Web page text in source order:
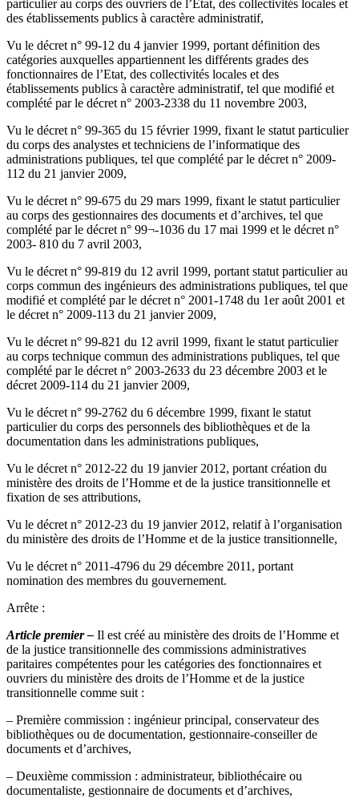
particulier au corps des ouvriers de l’Etat, des collectivités locales et
des établissements publics à caractère administratif,
Vu le décret n° 99-12 du 4 janvier 1999, portant définition des
catégories auxquelles appartiennent les différents grades des
fonctionnaires de l’Etat, des collectivités locales et des
établissements publics à caractère administratif, tel que modifié et
complété par le décret n° 2003-2338 du 11 novembre 2003,
Vu le décret n° 99-365 du 15 février 1999, fixant le statut particulier
du corps des analystes et techniciens de l’informatique des
administrations publiques, tel que complété par le décret n° 2009-
112 du 21 janvier 2009,
Vu le décret n° 99-675 du 29 mars 1999, fixant le statut particulier
au corps des gestionnaires des documents et d’archives, tel que
complété par le décret n° 99¬-1036 du 17 mai 1999 et le décret n°
2003- 810 du 7 avril 2003,
Vu le décret n° 99-819 du 12 avril 1999, portant statut particulier au
corps commun des ingénieurs des administrations publiques, tel que
modifié et complété par le décret n° 2001-1748 du 1er août 2001 et
le décret n° 2009-113 du 21 janvier 2009,
Vu le décret n° 99-821 du 12 avril 1999, fixant le statut particulier
au corps technique commun des administrations publiques, tel que
complété par le décret n° 2003-2633 du 23 décembre 2003 et le
décret 2009-114 du 21 janvier 2009,
Vu le décret n° 99-2762 du 6 décembre 1999, fixant le statut
particulier du corps des personnels des bibliothèques et de la
documentation dans les administrations publiques,
Vu le décret n° 2012-22 du 19 janvier 2012, portant création du
ministère des droits de l’Homme et de la justice transitionnelle et
fixation de ses attributions,
Vu le décret n° 2012-23 du 19 janvier 2012, relatif à l’organisation
du ministère des droits de l’Homme et de la justice transitionnelle,
Vu le décret n° 2011-4796 du 29 décembre 2011, portant
nomination des membres du gouvernement.
Arrête :
Article premier – Il est créé au ministère des droits de l’Homme et
de la justice transitionnelle des commissions administratives
paritaires compétentes pour les catégories des fonctionnaires et
ouvriers du ministère des droits de l’Homme et de la justice
transitionnelle comme suit :
– Première commission : ingénieur principal, conservateur des
bibliothèques ou de documentation, gestionnaire-conseiller de
documents et d’archives,
– Deuxième commission : administrateur, bibliothécaire ou
documentaliste, gestionnaire de documents et d’archives,